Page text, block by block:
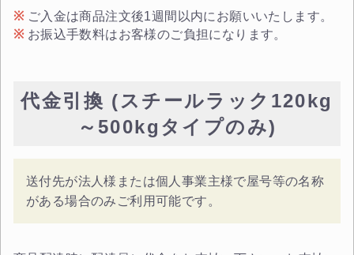
ご入金は商品注文後1週間以内にお願いいたします。
お振込手数料はお客様のご負担になります。
代金引換 (スチールラック120kg
～500kgタイプのみ)
送付先が法人様または個人事業主様で屋号等の名称
がある場合のみご利用可能です。